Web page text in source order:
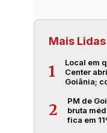
Mais Lidas
1
Local em
Center
Goiânia;
2
PM de
bruta
fica em